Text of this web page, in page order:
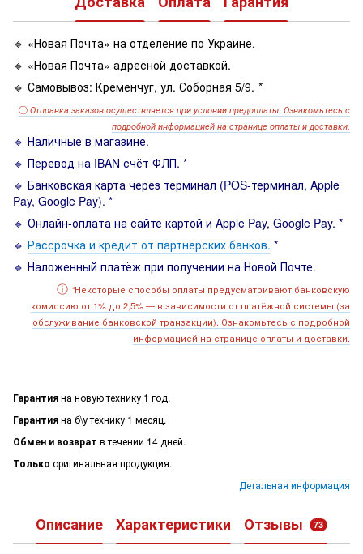
🔹 «Новая Почта» на отделение по Украине.
🔹 «Новая Почта» адресной доставкой.
🔹 Самовывоз: Кременчуг, ул. Соборная 5/9. *
ⓘ Отправка заказов осуществляется при условии предоплаты. Ознакомьтесь с
подробной информацией на странице оплаты и доставки.
🔹 Наличные в магазине.
🔹 Перевод на IBAN счёт ФЛП. *
🔹 Банковская карта через терминал (POS-терминал, Apple
Pay, Google Pay). *
🔹 Онлайн-оплата на сайте картой и Apple Pay, Google Pay. *
🔹 Рассрочка и кредит от партнёрских банков. *
🔹 Наложенный платёж при получении на Новой Почте.
ⓘ *Некоторые способы оплаты предусматривают банковскую
комиссию от 1% до 2,5% — в зависимости от платёжной системы (за
обслуживание банковской транзакции). Ознакомьтесь с подробной
информацией на странице оплаты и доставки.
Гарантияна новую технику 1 год.
Гарантияна б\у технику 1 месяц.
Обмен и возврат в течении 14 дней.
Только оригинальная продукция.
Детальная информация
Описание Характеристики Отзывы 73